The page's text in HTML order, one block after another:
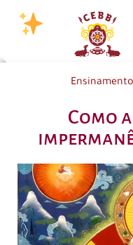
Como